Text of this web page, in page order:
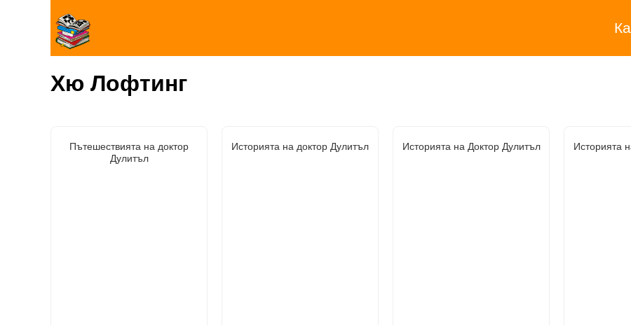
Хю Лофтинг
Пътешествията на доктор
Дулитъл
Историята на доктор Дулитъл Историята на Доктор Дулитъл Историята